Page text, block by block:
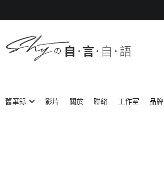
舊筆錄 影片 關於 聯絡 工作室 品牌